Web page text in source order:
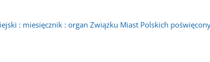
: miesięcznik : organ Związku Miast Polskich